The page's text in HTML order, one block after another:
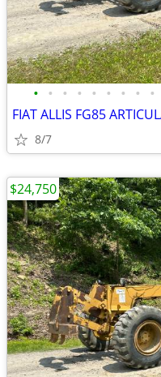
• • • • • • • • •
FIAT ALLIS FG85
8/7
$24,750